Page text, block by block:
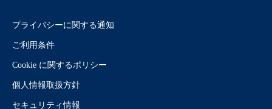
プライバシーに関する通知
ご利用条件
Cookie に関するポリシー
個人情報取扱方針
セキュリティ情報